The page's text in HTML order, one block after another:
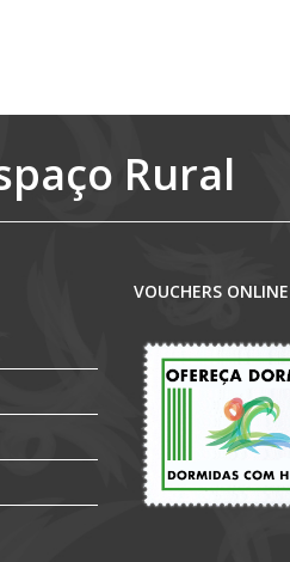
Rural
VOUCHERS ONLINE